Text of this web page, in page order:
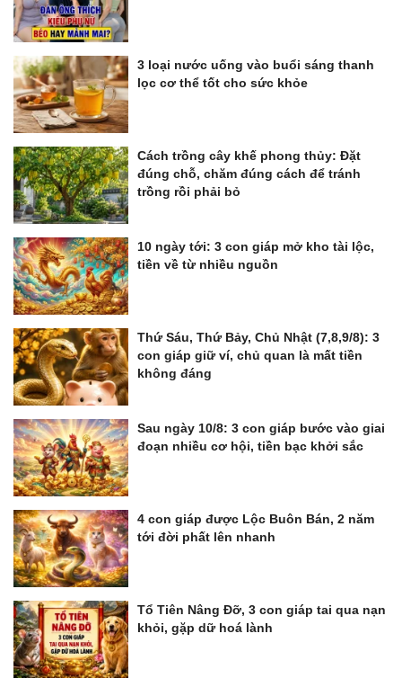
3 loại nước uống vào buổi sáng thanh
lọc cơ thể tốt cho sức khỏe
Cách trồng cây khế phong thủy: Đặt
đúng chỗ, chăm đúng cách để tránh
trồng rồi phải bỏ
10 ngày tới: 3 con giáp mở kho tài lộc,
tiền về từ nhiều nguồn
Thứ Sáu, Thứ Bảy, Chủ Nhật (7,8,9/8): 3
con giáp giữ ví, chủ quan là mất tiền
không đáng
Sau ngày 10/8: 3 con giáp bước vào giai
đoạn nhiều cơ hội, tiền bạc khởi sắc
4 con giáp được Lộc Buôn Bán, 2 năm
tới đời phất lên nhanh
Tổ Tiên Nâng Đỡ, 3 con giáp tai qua nạn
khỏi, gặp dữ hoá lành